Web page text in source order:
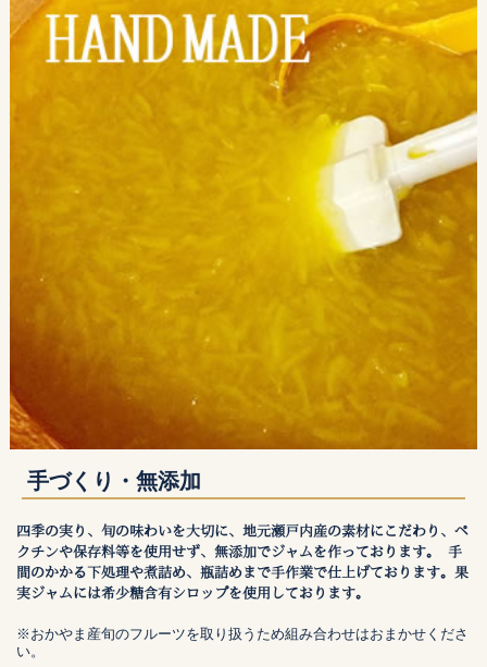
手づくり・無添加
四季の実り、旬の味わいを大切に、地元瀬戸内産の素材にこだわり、ペ
クチンや保存料等を使用せず、無添加でジャムを作っております。 手
間のかかる下処理や煮詰め、瓶詰めまで手作業で仕上げております。果
実ジャムには希少糖含有シロップを使用しております。
※おかやま産旬のフルーツを取り扱うため組み合わせはおまかせくださ
い。